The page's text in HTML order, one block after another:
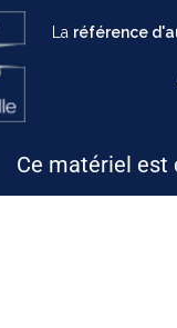
La référence
Ce matériel est